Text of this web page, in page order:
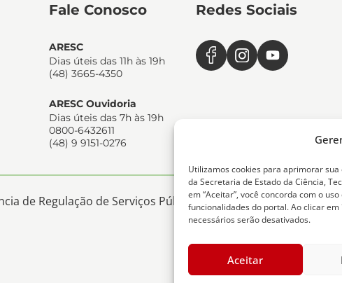
Utilizamos cookies para aprimorar
da Secretaria de Estado da Ciência,
em “Aceitar”, você concorda com o
funcionalidades do portal. Ao clicar
necessários serão desativados.
Aceitar
Fale Conosco
ARESC
Dias úteis das 11h às 19h
(48) 3665-4350
ARESC Ouvidoria
Dias úteis das 7h às 19h
0800-6432611
(48) 9 9151-0276
Redes Sociais
de Regulação de Serviços Públicos de Santa Catarina -